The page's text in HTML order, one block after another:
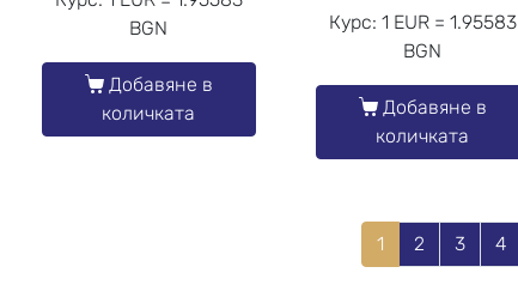
BGN
Добавяне в
количката
Курс: 1 EUR = 1.95583
BGN
Добавяне в
количката
1 2 3 4